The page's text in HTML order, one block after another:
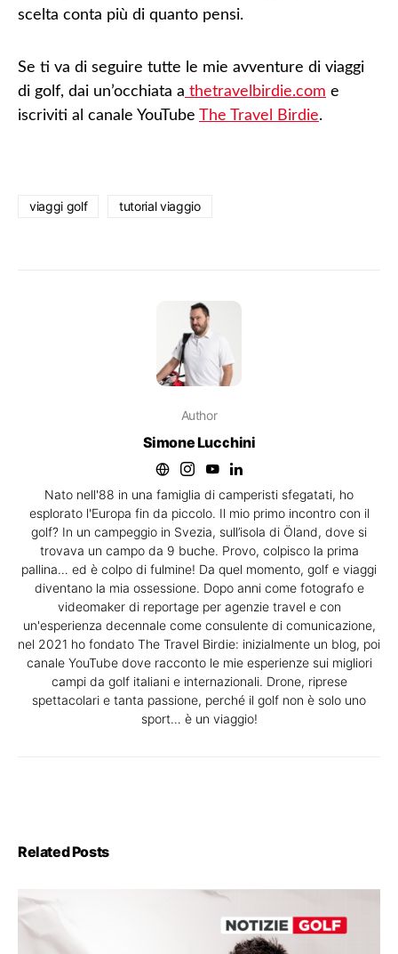
scelta conta più di quanto pensi.
Se ti va di seguire tutte le mie avventure di viaggi
di golf, dai un’occhiata a thetravelbirdie.com e
iscriviti al canale YouTube The Travel Birdie.
viaggi golf tutorial viaggio
Author
Simone Lucchini
Nato nell'88 in una famiglia di camperisti sfegatati, ho
esplorato l'Europa fin da piccolo. Il mio primo incontro con il
golf? In un campeggio in Svezia, sull’isola di Öland, dove si
trovava un campo da 9 buche. Provo, colpisco la prima
pallina… ed è colpo di fulmine! Da quel momento, golf e viaggi
diventano la mia ossessione. Dopo anni come fotografo e
videomaker di reportage per agenzie travel e con
un'esperienza decennale come consulente di comunicazione,
nel 2021 ho fondato The Travel Birdie: inizialmente un blog, poi
canale YouTube dove racconto le mie esperienze sui migliori
campi da golf italiani e internazionali. Drone, riprese
spettacolari e tanta passione, perché il golf non è solo uno
sport… è un viaggio!
Related Posts